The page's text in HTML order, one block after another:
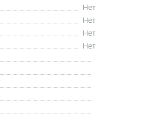
Нет
Нет
Нет
Нет